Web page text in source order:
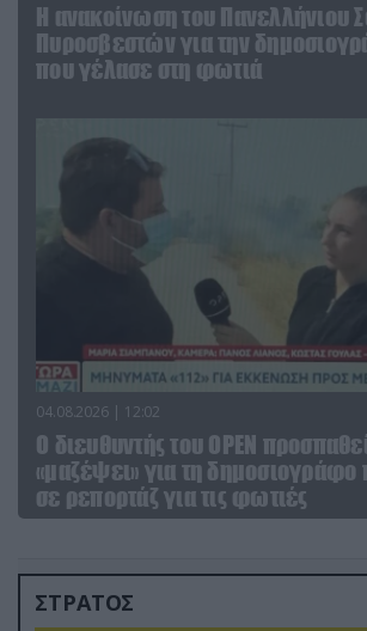
Η ανακοίνωση του Πανελλήνιου
Πυροσβεστών για την
που γέλασε στη φωτιά
04.08.2026 | 12:02
O διευθυντής του OPEN
«μαζέψει» για τη
σε ρεπορτάζ για τις φωτιές
ΣΤΡΑΤΟΣ